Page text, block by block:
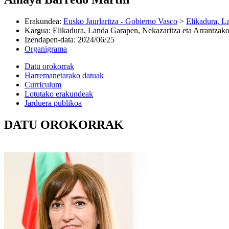
Erakundea: Eusko Jaurlaritza - Gobierno Vasco > Elikadura,
Kargua: Elikadura, Landa Garapen, Nekazaritza eta
Izendapen-data: 2024/06/25
Organigrama
Datu orokorrak
Harremanetarako datuak
Curriculum
Lotutako erakundeak
Jarduera publikoa
DATU OROKORRAK